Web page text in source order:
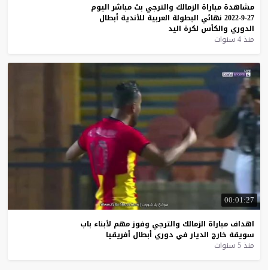
مشاهدة مباراة الزمالك والترجي بث مباشر اليوم
27-9-2022
نهائي البطولة العربية للأندية أبطال
الدوري والكأس لكرة اليد
منذ 4 سنوات
00:01:27
اهداف مباراة الزمالك والترجي وفوزمهم لأبناء باب
سويقة خارج الديار في دوري أبطال أفريقيا
منذ 5 سنوات